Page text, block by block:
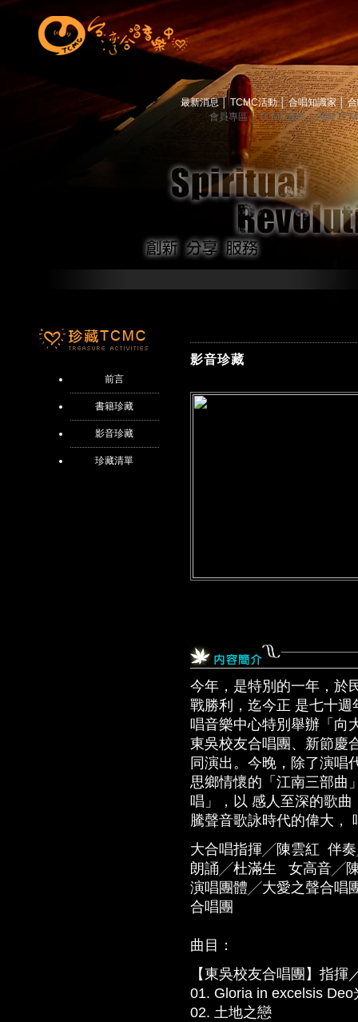
最新消息 TCMC活動│ 合唱知識家│
會員專區│ TCMC會訊│ 關於
前言
書籍珍藏
影音珍藏
珍藏清單
影音珍藏
今年，是特別的一年，於
戰勝利，迄今正 是七十
唱音樂中心特別舉辦「向
東吳校友合唱團、新節慶
同演出。今晚，除了演唱
思鄉情懷的「江南三部曲
唱」，以 感人至深的歌
騰聲音歌詠時代的偉大，
大合唱指揮╱陳雲紅 伴
朗誦╱杜滿生 女高音╱
演唱團體╱大愛之聲合唱
合唱團
曲目：
【東吳校友合唱團】指
01. Gloria in excelsis Deo
02. 土地之戀